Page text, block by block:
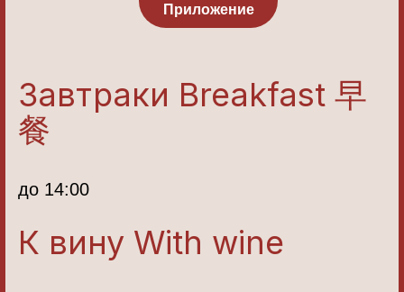
Приложение
Завтраки Breakfast 早
餐
до 14:00
К вину With wine